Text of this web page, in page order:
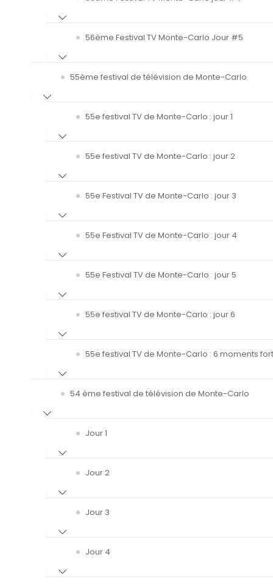
56ème Festival TV Monte-Carlo Jour #5
55ème festival de télévision de Monte-Carlo
55e festival TV de Monte-Carlo : jour 1
55e festival TV de Monte-Carlo : jour 2
55e Festival TV de Monte-Carlo : jour 3
55e Festival TV de Monte-Carlo : jour 4
55e Festival TV de Monte-Carlo : jour 5
55e festival TV de Monte-Carlo : jour 6
55e festival TV de Monte-Carlo : 6 moments
54 ème festival de télévision de Monte-Carlo
Jour 1
Jour 2
Jour 3
Jour 4